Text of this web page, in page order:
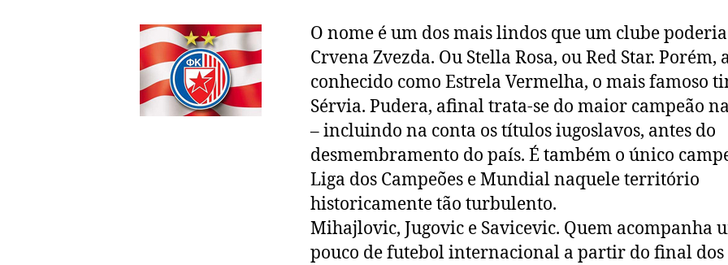
O nome é um dos mais lindos que um clube
Crvena Zvezda. Ou Stella Rosa, ou Red Star. Porém,
conhecido como Estrela Vermelha, o mais famoso
Sérvia. Pudera, afinal trata-se do maior campeão
– incluindo na conta os títulos iugoslavos, antes do
desmembramento do país. É também o único
Liga dos Campeões e Mundial naquele território
historicamente tão turbulento.
Mihajlovic, Jugovic e Savicevic. Quem acompanha
pouco de futebol internacional a partir do final dos